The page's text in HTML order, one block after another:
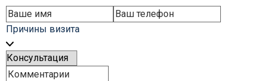
Причины визита